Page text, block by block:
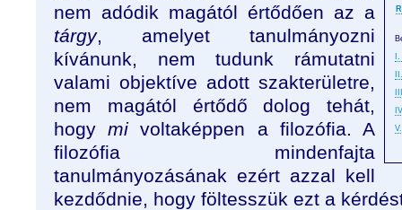
nem adódik magától értődően az a
tárgy, amelyet tanulmányozni
kívánunk, nem tudunk rámutatni
valami objektíve adott szakterületre,
nem magától értődő dolog tehát,
hogymivoltaképpen a filozófia. A
filozófia mindenfajta
tanulmányozásának ezért azzal kell
kezdődnie, hogy föltesszük ezt a